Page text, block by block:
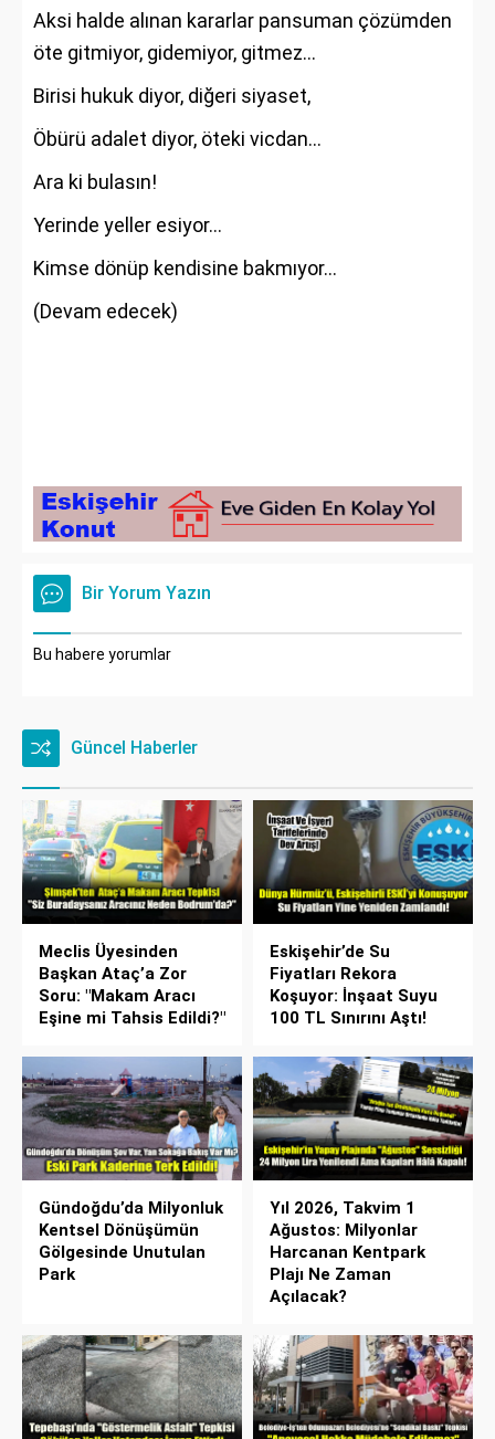
Aksi halde alınan kararlar pansuman çözümden
öte gitmiyor, gidemiyor, gitmez…
Birisi hukuk diyor, diğeri siyaset,
Öbürü adalet diyor, öteki vicdan…
Ara ki bulasın!
Yerinde yeller esiyor…
Kimse dönüp kendisine bakmıyor…
(Devam edecek)
Bir Yorum Yazın
Bu habere yorumlar
Güncel Haberler
Meclis Üyesinden
Başkan Ataç’a Zor
Soru: "Makam Aracı
Eşine mi Tahsis Edildi?"
Eskişehir’de Su
Fiyatları Rekora
Koşuyor: İnşaat Suyu
100 TL Sınırını Aştı!
Gündoğdu’da Milyonluk
Kentsel Dönüşümün
Gölgesinde Unutulan
Park
Yıl 2026, Takvim 1
Ağustos: Milyonlar
Harcanan Kentpark
Plajı Ne Zaman
Açılacak?